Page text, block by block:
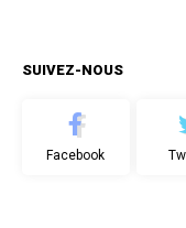
SUIVEZ-NOUS
Facebook